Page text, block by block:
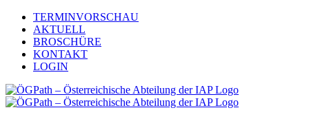
Zum
Inhalt
springen
TERMINVORSCHAU
AKTUELL
BROSCHÜRE
KONTAKT
LOGIN